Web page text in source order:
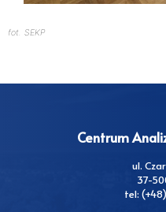
fot. SEKP
Centrum
ul.
37-
tel: